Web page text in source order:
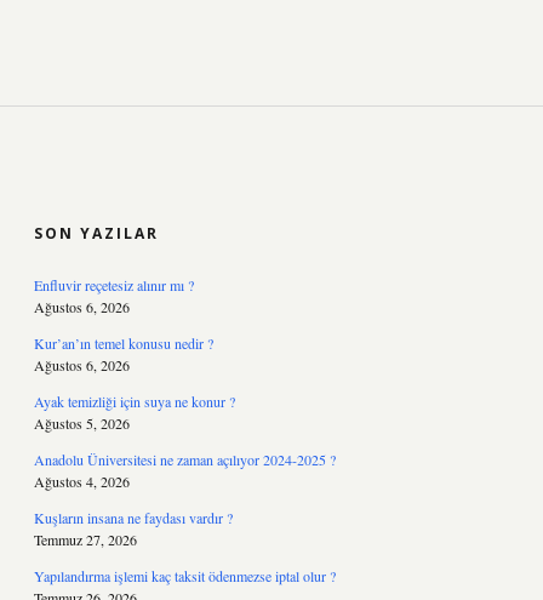
SON YAZILAR
Enfluvir reçetesiz alınır mı ?
Ağustos 6, 2026
Kur’an’ın temel konusu nedir ?
Ağustos 6, 2026
Ayak temizliği için suya ne konur ?
Ağustos 5, 2026
Anadolu Üniversitesi ne zaman açılıyor 2024-2025 ?
Ağustos 4, 2026
Kuşların insana ne faydası vardır ?
Temmuz 27, 2026
Yapılandırma işlemi kaç taksit ödenmezse iptal olur ?